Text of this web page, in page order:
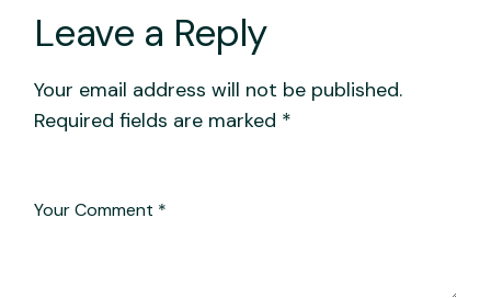
Leave a Reply
Your email address will not be published.
Required fields are marked *